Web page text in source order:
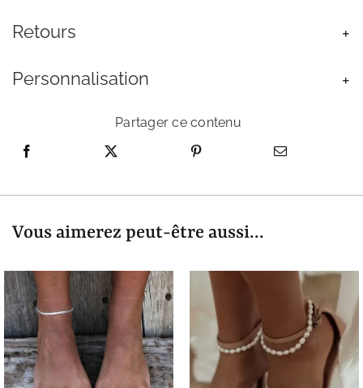
Retours
Personnalisation
Partager ce contenu
Vous aimerez peut-être aussi...